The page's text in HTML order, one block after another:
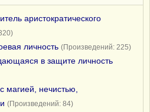
аристократического
личность (Произведений: 225)
в защите личность
магией, нечистью,
(Произведений: 84)